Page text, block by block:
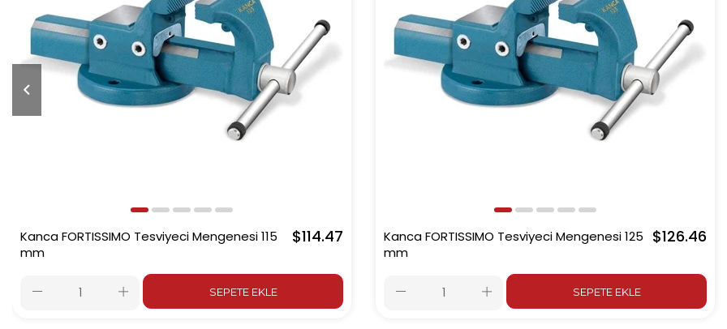
Kanca FORTISSIMO Tesviyeci Mengenesi 115
mm
$114.47
SEPETE EKLE
Kanca FORTISSIMO Tesviyeci Mengenesi 125
mm
$126.46
SEPETE EKLE